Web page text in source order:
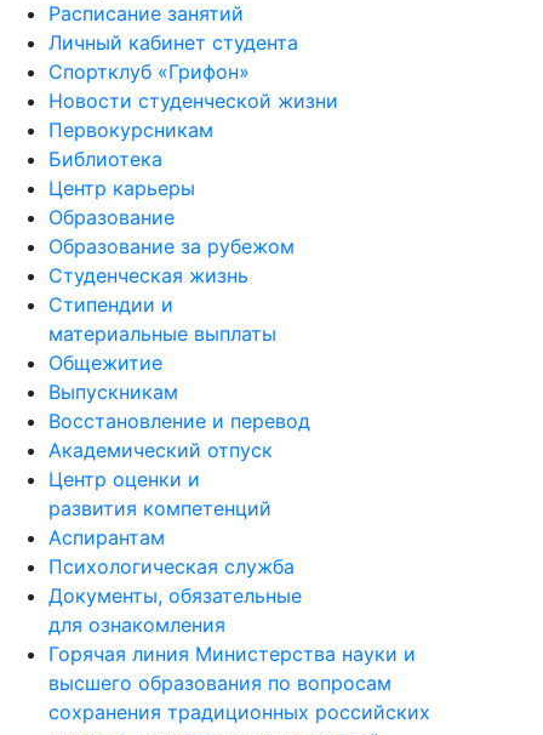
Расписание занятий
Личный кабинет студента
Спортклуб «Грифон»
Новости студенческой жизни
Первокурсникам
Библиотека
Центр карьеры
Образование
Образование за рубежом
Студенческая жизнь
Стипендии и
материальные выплаты
Общежитие
Выпускникам
Восстановление и перевод
Академический отпуск
Центр оценки и
развития компетенций
Аспирантам
Психологическая служба
Документы, обязательные
для ознакомления
Горячая линия Министерства науки и
высшего образования по вопросам
сохранения традиционных российских